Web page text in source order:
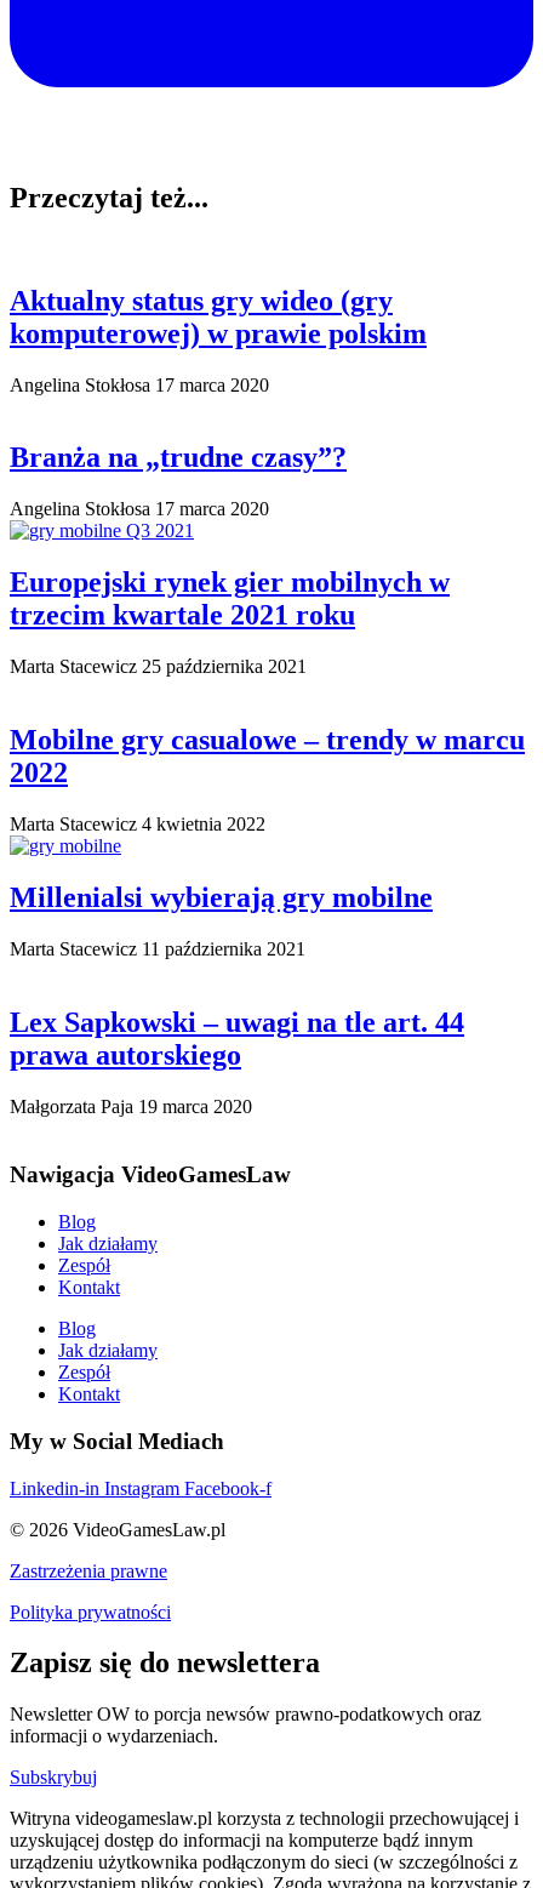
Przeczytaj też...
Aktualny status gry wideo (gry
komputerowej) w prawie polskim
Angelina Stokłosa 17 marca 2020
Branża na „trudne czasy”?
Angelina Stokłosa 17 marca 2020
Europejski rynek gier mobilnych w
trzecim kwartale 2021 roku
Marta Stacewicz 25 października 2021
Mobilne gry casualowe – trendy w marcu
2022
Marta Stacewicz 4 kwietnia 2022
Millenialsi wybierają gry mobilne
Marta Stacewicz 11 października 2021
Lex Sapkowski – uwagi na tle art. 44
prawa autorskiego
Małgorzata Paja 19 marca 2020
Nawigacja VideoGamesLaw
Blog
Jak działamy
Zespół
Kontakt
Blog
Jak działamy
Zespół
Kontakt
My w Social Mediach
Linkedin-in Instagram Facebook-f
© 2026 VideoGamesLaw.pl
Zastrzeżenia prawne
Polityka prywatności
Zapisz się do newslettera
Newsletter OW to porcja newsów prawno-podatkowych oraz
informacji o wydarzeniach.
Subskrybuj
Witryna videogameslaw.pl korzysta z technologii przechowującej i
uzyskującej dostęp do informacji na komputerze bądź innym
urządzeniu użytkownika podłączonym do sieci (w szczególności z